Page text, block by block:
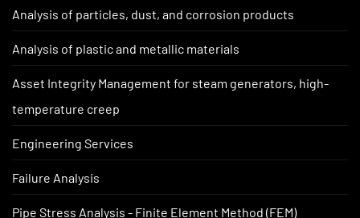
Analysis of particles, dust, and corrosion products
Analysis of plastic and metallic materials
Asset Integrity Management for steam generators, high-
temperature creep
Engineering Services
Failure Analysis
Pipe Stress Analysis - Finite Element Method (FEM)